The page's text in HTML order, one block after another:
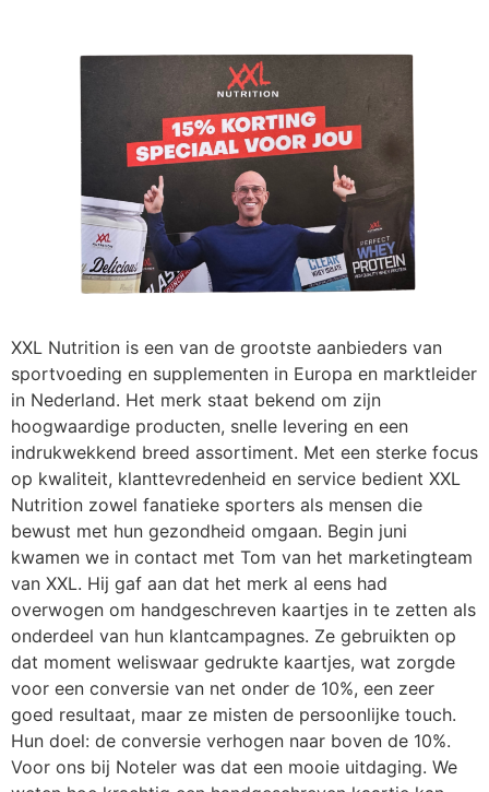
XXL Nutrition is een van de grootste aanbieders van
sportvoeding en supplementen in Europa en marktleider
in Nederland. Het merk staat bekend om zijn
hoogwaardige producten, snelle levering en een
indrukwekkend breed assortiment. Met een sterke focus
op kwaliteit, klanttevredenheid en service bedient XXL
Nutrition zowel fanatieke sporters als mensen die
bewust met hun gezondheid omgaan. Begin juni
kwamen we in contact met Tom van het marketingteam
van XXL. Hij gaf aan dat het merk al eens had
overwogen om handgeschreven kaartjes in te zetten als
onderdeel van hun klantcampagnes. Ze gebruikten op
dat moment weliswaar gedrukte kaartjes, wat zorgde
voor een conversie van net onder de 10%, een zeer
goed resultaat, maar ze misten de persoonlijke touch.
Hun doel: de conversie verhogen naar boven de 10%.
Voor ons bij Noteler was dat een mooie uitdaging. We